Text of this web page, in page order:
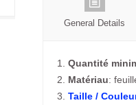
General Details
1. Quantité
2. Matériau:
3. Taille /